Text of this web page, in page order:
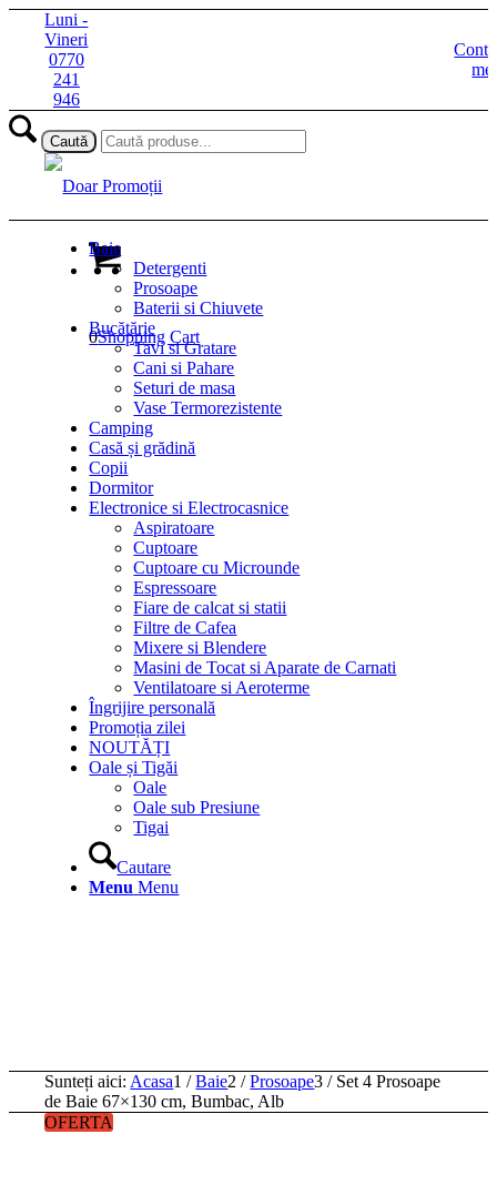
Luni -
Vineri
0770
241
946
0Shopping Cart
Baie
Detergenti
Prosoape
Baterii si Chiuvete
Bucătărie
Tavi si Gratare
Cani si Pahare
Seturi de masa
Vase Termorezistente
Camping
Casă și grădină
Copii
Dormitor
Electronice si Electrocasnice
Aspiratoare
Cuptoare
Cuptoare cu Microunde
Espressoare
Fiare de calcat si statii
Filtre de Cafea
Mixere si Blendere
Masini de Tocat si Aparate de Carnati
Ventilatoare si Aeroterme
Îngrijire personală
Promoția zilei
NOUTĂȚI
Oale și Tigăi
Oale
Oale sub Presiune
Tigai
Cautare
Menu Menu
Sunteți aici: Acasa1 / Baie2 / Prosoape3 / Set 4 Prosoape
de Baie 67×130 cm, Bumbac, Alb
OFERTA